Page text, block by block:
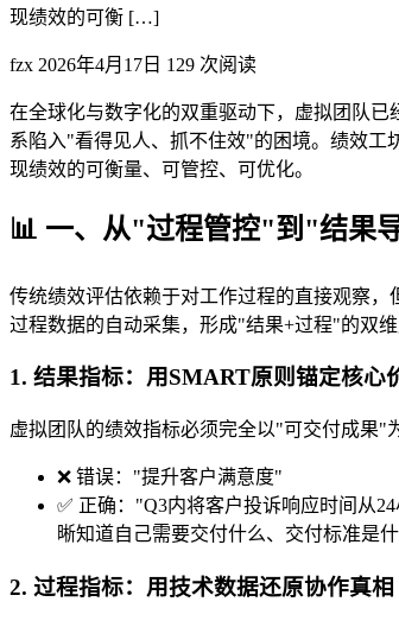
现绩效的可衡 […]
fzx 2026年4月17日 129 次阅读
在全球化与数字化的双重驱动下，虚拟团队
系陷入"看得见人、抓不住效"的困境。绩效工
现绩效的可衡量、可管控、可优化。
📊 一、从"过程管控"到"结果
传统绩效评估依赖于对工作过程的直接观察
过程数据的自动采集，形成"结果+过程"的双维
1. 结果指标：用SMART原则锚定核心
虚拟团队的绩效指标必须完全以"可交付成果"
❌ 错误："提升客户满意度"
✅ 正确："Q3内将客户投诉响应时间从
晰知道自己需要交付什么、交付标准是什
2. 过程指标：用技术数据还原协作真相